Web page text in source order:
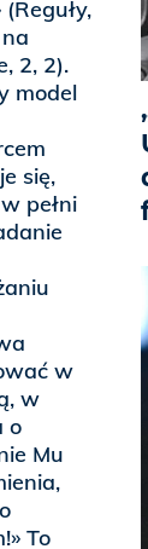
2, 2).
model
się,
pełni
w
w
o
Mu
To